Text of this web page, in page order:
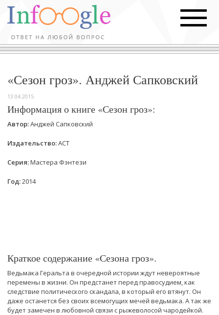
«Сезон гроз». Анджей Сапковский
13.04.2015
Информация о книге «Сезон гроз»:
Автор:Анджей Сапковский
Издательство:АСТ
Серия:Мастера Фэнтези
Год:2014
Краткое содержание «Сезона гроз».
Ведьмака Геральта в очередной истории ждут невероятные
перемены в жизни. Он предстанет перед правосудием, как
следствие политического скандала, в который его втянут. Он
даже останется без своих всемогущих мечей ведьмака. А так же
будет замечен в любовной связи с рыжеволосой чародейкой.